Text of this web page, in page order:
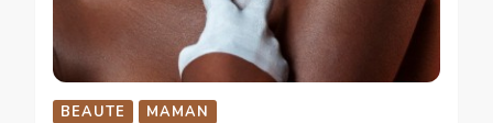
BEAUTE MAMAN